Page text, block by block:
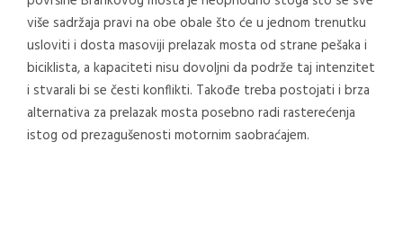
više sadržaja pravi na obe obale što će u jednom trenutku
usloviti i dosta masoviji prelazak mosta od strane pešaka i
biciklista, a kapaciteti nisu dovoljni da podrže taj intenzitet
i stvarali bi se česti konflikti. Takođe treba postojati i brza
alternativa za prelazak mosta posebno radi rasterećenja
istog od prezagušenosti motornim saobraćajem.